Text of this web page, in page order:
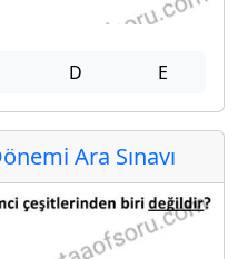
D E
Ara Sınavı